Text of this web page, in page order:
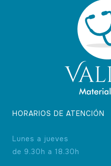
HORARIOS DE ATENCIÓN
Lunes a jueves
de 9.30h a 18.30h